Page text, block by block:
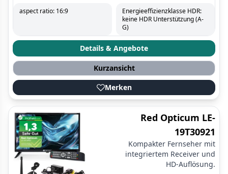
aspect ratio: 16:9
Energieeffizienzklasse HDR:
keine HDR Unterstützung (A-
G)
Details & Angebote
Kurzansicht
Merken
Red Opticum LE-
19T30921
Kompakter Fernseher mit
integriertem Receiver und
HD-Auflösung.